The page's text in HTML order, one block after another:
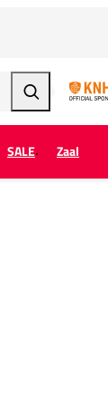
Zoeken
SALE Zaal